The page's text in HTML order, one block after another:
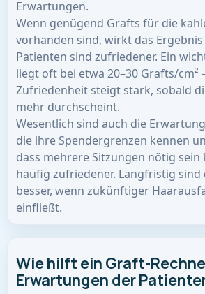
Erwartungen.
Wenn genügend Grafts für die
vorhanden sind, wirkt das
Patienten sind zufriedener. Ein
liegt oft bei etwa 20–30 Grafts/cm²
Zufriedenheit steigt stark, sobald
mehr durchscheint.
Wesentlich sind auch die
die ihre Spendergrenzen kennen
dass mehrere Sitzungen nötig sein
häufig zufriedener. Langfristig sind
besser, wenn zukünftiger
einfließt.
Wie hilft ein Graft-
Erwartungen der